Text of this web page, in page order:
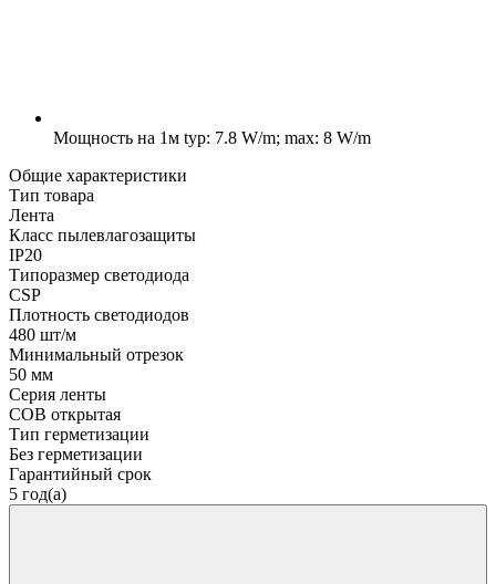
Мощность на 1м typ: 7.8 W/m; max: 8 W/m
Общие характеристики
Тип товара
Лента
Класс пылевлагозащиты
IP20
Типоразмер светодиода
CSP
Плотность светодиодов
480 шт/м
Минимальный отрезок
50 мм
Серия ленты
COB открытая
Тип герметизации
Без герметизации
Гарантийный срок
5 год(а)